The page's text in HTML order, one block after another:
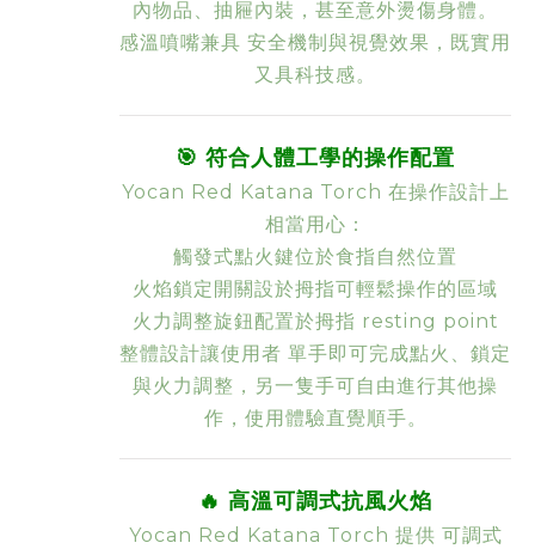
內物品、抽屜內裝，甚至意外燙傷身體。
感溫噴嘴兼具 安全機制與視覺效果 ，既實用
又具科技感。
🎯 符合人體工學的操作配置
Yocan Red Katana Torch 在操作設計上
相當用心：
觸發式點火鍵位於食指自然位置
火焰鎖定開關設於拇指可輕鬆操作的區域
火力調整旋鈕配置於拇指 resting point
整體設計讓使用者 單手即可完成點火、鎖定
與火力調整 ，另一隻手可自由進行其他操
作，使用體驗直覺順手。
🔥 高溫可調式抗風火焰
Yocan Red Katana Torch 提供 可調式